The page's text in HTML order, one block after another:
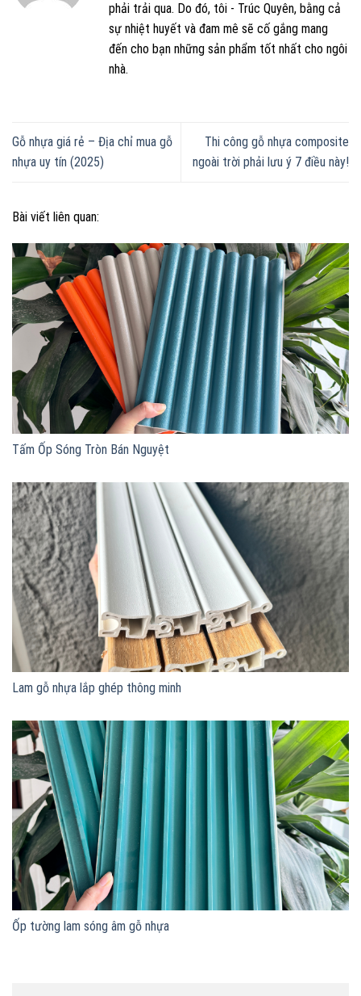
phải trải qua. Do đó, tôi - Trúc Quyên, bằng cả
sự nhiệt huyết và đam mê sẽ cố gắng mang
đến cho bạn những sản phẩm tốt nhất cho ngôi
nhà.
Gỗ nhựa giá rẻ – Địa chỉ mua gỗ
nhựa uy tín (2025)
Thi công gỗ nhựa composite
ngoài trời phải lưu ý 7 điều này!
Bài viết liên quan:
Tấm Ốp Sóng Tròn Bán Nguyệt
Lam gỗ nhựa lắp ghép thông minh
Ốp tường lam sóng âm gỗ nhựa